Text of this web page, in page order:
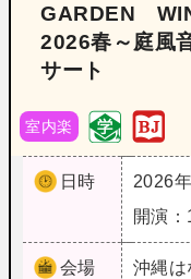
GARDEN
2026春～庭風
サート
室内楽
日時
2026
開演
会場 沖縄